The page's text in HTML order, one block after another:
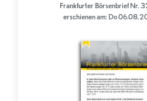
Frankfurter Börsenbrief Nr.
erschienen am: Do